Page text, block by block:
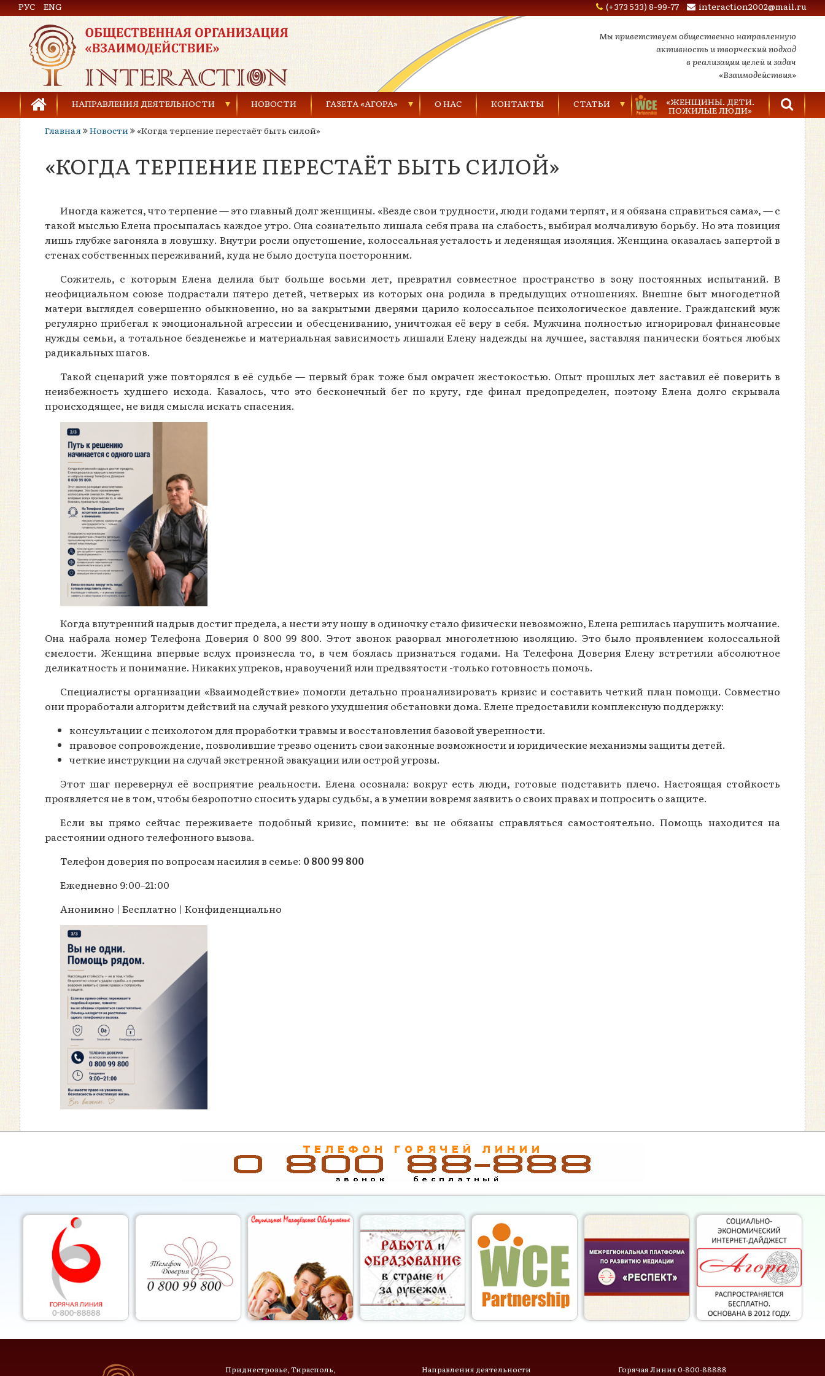
Общественная организация «Взаимодействие»
РУС ENG (+373 533) 8-99-77 interaction2002@mail.ru
Мы приветствуем общественно направленную
активность и творческий подход
в реализации целей и задач
«Взаимодействия»
НАПРАВЛЕНИЯ ДЕЯТЕЛЬНОСТИ
Предупреждение торговли людьми
Предупреждение насилия в семье
Развитие детей и молодёжи
НОВОСТИ ГАЗЕТА «АГОРА»
Газеты за 2021 г.
Газеты за 2020 г.
Газеты за 2018 г.
Газеты за 2016 г.
Газеты за 2015 г.
Газеты за 2014 г.
Газеты за 2013 г.
О НАС КОНТАКТЫ СТАТЬИ «ЖЕНЩИНЫ. ДЕТИ.
ПОЖИЛЫЕ ЛЮДИ»
Главная
Новости «Когда терпение перестаёт быть силой»
«КОГДА ТЕРПЕНИЕ ПЕРЕСТАЁТ БЫТЬ СИЛОЙ»
Иногда кажется, что терпение — это главный долг женщины. «Везде свои трудности, люди годами терпят, и я обязана справиться сама», — с
такой мыслью Елена просыпалась каждое утро. Она сознательно лишала себя права на слабость, выбирая молчаливую борьбу. Но эта позиция
лишь глубже загоняла в ловушку. Внутри росли опустошение, колоссальная усталость и леденящая изоляция. Женщина оказалась запертой в
стенах собственных переживаний, куда не было доступа посторонним.
Сожитель, с которым Елена делила быт больше восьми лет, превратил совместное пространство в зону постоянных испытаний. В
неофициальном союзе подрастали пятеро детей, четверых из которых она родила в предыдущих отношениях. Внешне быт многодетной
матери выглядел совершенно обыкновенно, но за закрытыми дверями царило колоссальное психологическое давление. Гражданский муж
регулярно прибегал к эмоциональной агрессии и обесцениванию, уничтожая её веру в себя. Мужчина полностью игнорировал финансовые
нужды семьи, а тотальное безденежье и материальная зависимость лишали Елену надежды на лучшее, заставляя панически бояться любых
радикальных шагов.
Такой сценарий уже повторялся в её судьбе — первый брак тоже был омрачен жестокостью. Опыт прошлых лет заставил её поверить в
неизбежность худшего исхода. Казалось, что это бесконечный бег по кругу, где финал предопределен, поэтому Елена долго скрывала
происходящее, не видя смысла искать спасения.
Когда внутренний надрыв достиг предела, а нести эту ношу в одиночку стало физически невозможно, Елена решилась нарушить молчание.
Она набрала номер Телефона Доверия 0 800 99 800. Этот звонок разорвал многолетнюю изоляцию. Это было проявлением колоссальной
смелости. Женщина впервые вслух произнесла то, в чем боялась признаться годами. На Телефона Доверия Елену встретили абсолютное
деликатность и понимание. Никаких упреков, нравоучений или предвзятости -только готовность помочь.
Специалисты организации «Взаимодействие» помогли детально проанализировать кризис и составить четкий план помощи. Совместно
они проработали алгоритм действий на случай резкого ухудшения обстановки дома. Елене предоставили комплексную поддержку:
консультации с психологом для проработки травмы и восстановления базовой уверенности.
правовое сопровождение, позволившие трезво оценить свои законные возможности и юридические механизмы защиты детей.
четкие инструкции на случай экстренной эвакуации или острой угрозы.
Этот шаг перевернул её восприятие реальности. Елена осознала: вокруг есть люди, готовые подставить плечо. Настоящая стойкость
проявляется не в том, чтобы безропотно сносить удары судьбы, а в умении вовремя заявить о своих правах и попросить о защите.
Если вы прямо сейчас переживаете подобный кризис, помните: вы не обязаны справляться самостоятельно. Помощь находится на
расстоянии одного телефонного вызова.
Телефон доверия по вопросам насилия в семье: 0 800 99 800
Ежедневно 9:00–21:00
Анонимно | Бесплатно | Конфиденциально
Приднестровье, Тирасполь,
Направления деятельности Горячая Линия 0-800-88888